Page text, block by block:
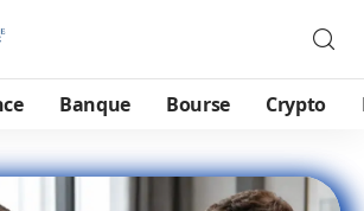
Banque Bourse Crypto